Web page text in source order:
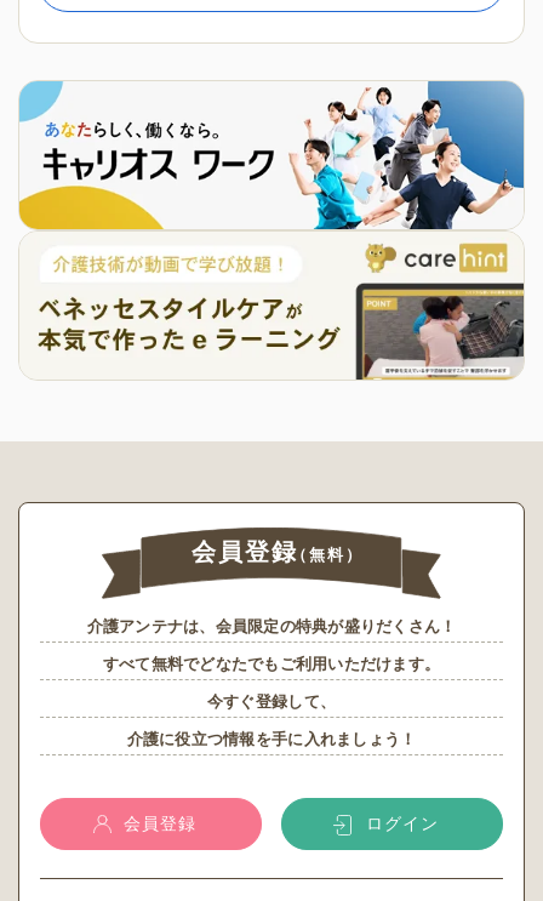
会員登録（無料）
介護アンテナは、会員限定の特典が盛りだくさん！
すべて無料でどなたでもご利用いただけます。
今すぐ登録して、
介護に役立つ情報を手に入れましょう！
会員登録 ログイン